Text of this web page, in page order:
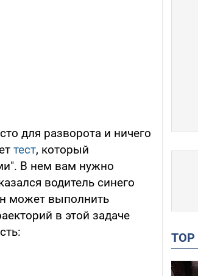
для разворота и ничего
тест, который
В нем вам нужно
водитель синего
может выполнить
в этой задаче